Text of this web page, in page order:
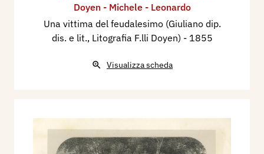
Doyen - Michele - Leonardo
Una vittima del feudalesimo (Giuliano dip.
dis. e lit., Litografia F.lli Doyen) - 1855
Visualizza scheda